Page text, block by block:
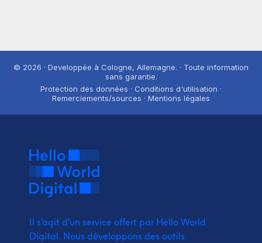
© 2026 · Developpée à Cologne, Allemagne. · Toute information
sans garantie.
Protection des données · Conditions d'utilisation ·
Remerciements/sources · Mentions légales
Il s'agit d'un service offert par Hello World
Digital. Nous développons des outils